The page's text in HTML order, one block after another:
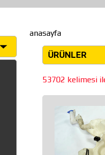
anasayfa
ÜRÜNLER
53702 kelimesi